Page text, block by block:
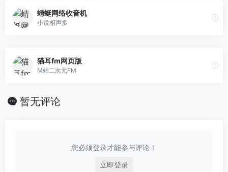
蜻蜓网络收音机
小说相声多
猫耳fm网页版
M站二次元FM
暂无评论
您必须登录才能参与评论！
立即登录